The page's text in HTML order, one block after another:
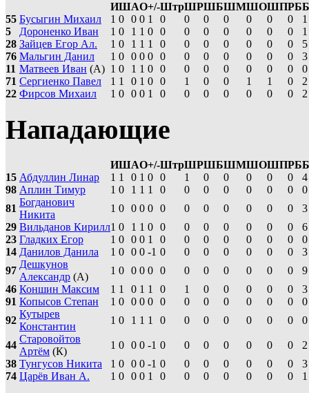
ИШАО+/-ШтрШРШБШМШОШПРБ
55 Бусыгин Михаил 1 0 0 0 1 0 0 0 0 0 0 0
1
5
Дороненко Иван 1 0 1 1 0 0 0 0 0 0 0 0
1
28 Зайцев Егор Ал. 1 0 1 1 1 0 0 0 0 0 0 0
5
76 Мальгин Данил 1 0 0 0 0 0 0 0 0 0 0 0
3
11 Матвеев Иван (А) 1 0 1 1 0 0 0 0 0 0 0 0
0
71 Сергиенко Павел 1 1 0 1 0 0 1 0 0 1 1 0
2
22 Фирсов Михаил 1 0 0 0 1 0 0 0 0 0 0 0 2
Нападающие
ИШАО+/-ШтрШРШБШМШОШПРБ
15 Абдуллин Линар 1 1 0 1 0 0 1 0 0 0 0 0
4
98 Аплин Тимур 1 0 1 1 1 0 0 0 0 0 0 0
0
81
Богданович
Никита
1 0 0 0 0 0 0 0 0 0 0 0
3
29 Вильданов Кирилл1 0 1 1 0 0 0 0 0 0 0 0
6
23 Гладких Егор 1 0 0 0 1 0 0 0 0 0 0 0
0
14 Данилов Данила 1 0 0 0 -1 0 0 0 0 0 0 0
3
97
Дешкунов
Александр (А)
1 0 0 0 0 0 0 0 0 0 0 0
9
46 Коншин Максим 1 1 0 1 1 0 1 0 0 0 0 0
3
91 Копысов Степан 1 0 0 0 0 0 0 0 0 0 0 0
0
92
Кутырев
Константин
1 0 1 1 1 0 0 0 0 0 0 0 0
44
Старовойтов
Артём (К)
1 0 0 0 -1 0 0 0 0 0 0 0
2
38 Тунгусов Никита 1 0 0 0 -1 0 0 0 0 0 0 0
3
74 Царёв Иван А. 1 0 0 0 1 0 0 0 0 0 0 0 1